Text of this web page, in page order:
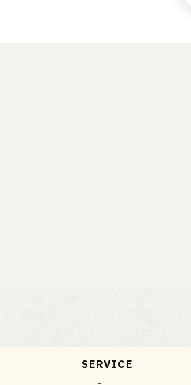
SERVICE